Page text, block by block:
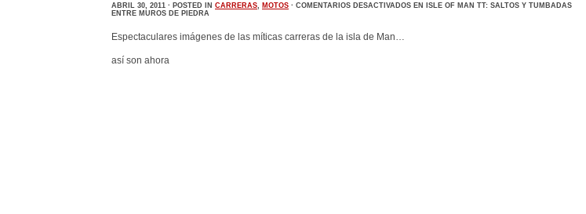
ABRIL 30, 2011 · POSTED IN CARRERAS, MOTOS · COMENTARIOS DESACTIVADOS EN ISLE OF MAN TT: SALTOS Y TUMBADAS
ENTRE MUROS DE PIEDRA
Espectaculares imágenes de las míticas carreras de la isla de Man…
así son ahora